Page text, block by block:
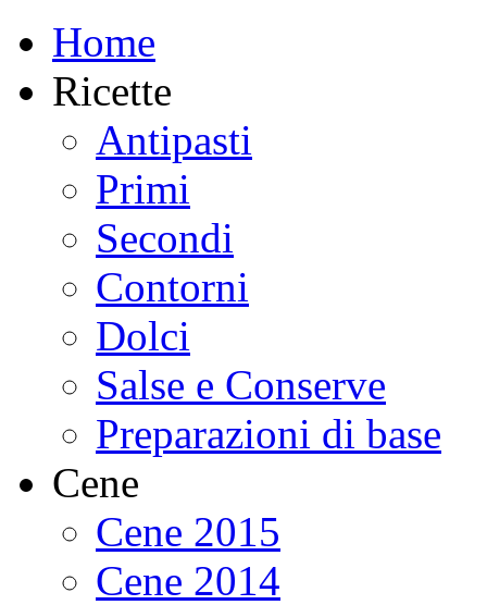
Home
Ricette
Antipasti
Primi
Secondi
Contorni
Dolci
Salse e Conserve
Preparazioni di base
Cene
Cene 2015
Cene 2014